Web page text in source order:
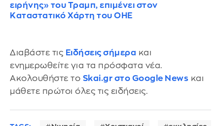
ειρήνης» του Τραμπ, επιμένει στον
Καταστατικό Χάρτη του ΟΗΕ
Διαβάστε τις Ειδήσεις σήμερα και
ενημερωθείτε για τα πρόσφατα νέα.
Ακολουθήστε το Skai.gr στο Google News και
μάθετε πρώτοι όλες τις ειδήσεις.